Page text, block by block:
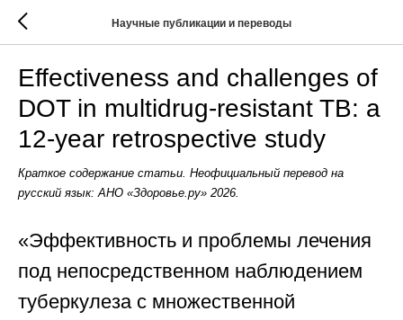
Научные публикации и переводы
Effectiveness and challenges of
DOT in multidrug-resistant TB: a
12-year retrospective study
Краткое содержание статьи. Неофициальный перевод на
русский язык: АНО «Здоровье.ру» 2026.
«Эффективность и проблемы лечения
под непосредственном наблюдением
туберкулеза с множественной